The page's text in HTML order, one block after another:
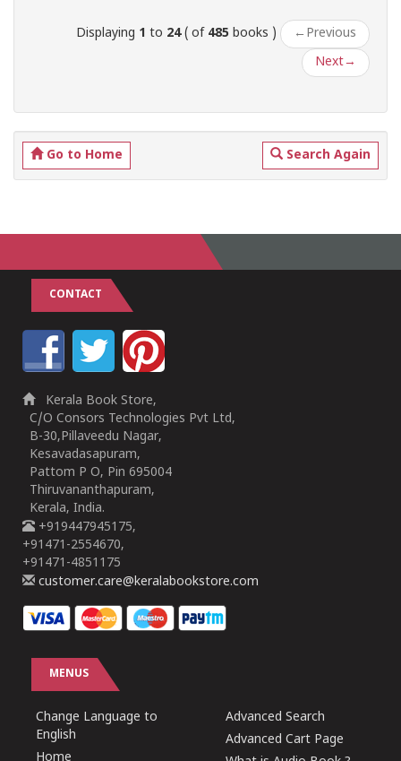
Displaying 1 to 24( of 485 books ) ← Previous
Next→
Go to Home Search Again
CONTACT
Kerala Book Store,
C/O Consors Technologies Pvt Ltd,
B-30,Pillaveedu Nagar,
Kesavadasapuram,
Pattom P O, Pin 695004
Thiruvananthapuram,
Kerala, India.
+919447945175,
+91471-2554670,
+91471-4851175
customer.care@keralabookstore.com
MENUS
Change Language to
English
Home
Advanced Search
Advanced Cart Page